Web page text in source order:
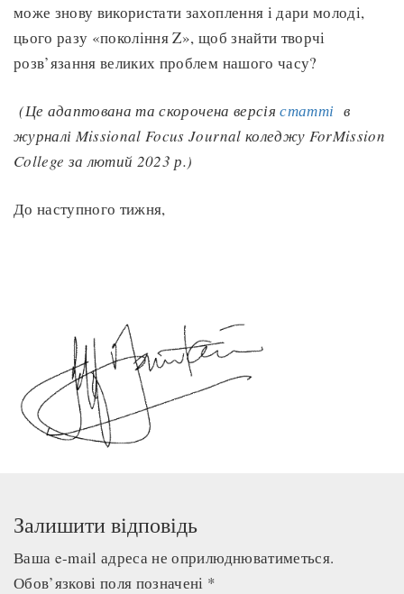
може знову використати захоплення і дари молоді,
цього разу «покоління Z», щоб знайти творчі
розв’язання великих проблем нашого часу?
(Це адаптована та скорочена версіястатті в
журналі Missional Focus Journal коледжу ForMission
College за лютий 2023 р.)
До наступного тижня,
Залишити відповідь
Ваша e-mail адреса не оприлюднюватиметься.
Обов’язкові поля позначені *